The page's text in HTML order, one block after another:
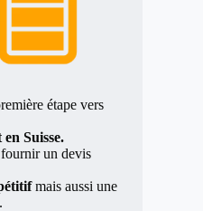
étape vers
Suisse.
un devis
mais aussi une